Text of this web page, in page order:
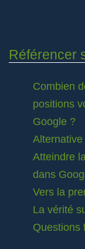
Référencer
Combien
positions
Google ?
Atteindre
dans
Vers la
La vérité
Questions